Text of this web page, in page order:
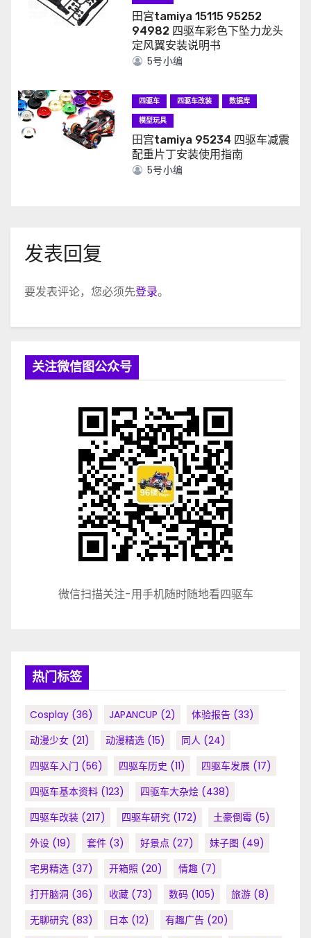
田宫tamiya 15115 95252
94982 四驱车彩色下坠力龙头
定风翼安装说明书
5号小编
四驱车 四驱车改装
数据库
模型玩具
田宫tamiya 95234 四驱车减震
配重片丁安装使用指南
5号小编
发表回复
要发表评论，您必须先登录。
关注微信图公众号
微信扫描关注-用手机随时随地看四驱车
热门标签
Cosplay (36) JAPANCUP (2) 体验报告 (33)
动漫少女 (21) 动漫精选 (15) 同人 (24)
四驱车入门 (56) 四驱车历史 (11) 四驱车发展 (17)
四驱车基本资料 (123) 四驱车大杂烩 (438)
四驱车改装 (217) 四驱车研究 (172) 土豪倒霉 (5)
外设 (19) 套件 (3) 好景点 (27) 妹子图 (49)
宅男精选 (37) 开箱照 (20) 情趣 (7)
打开脑洞 (36) 收藏 (73) 数码 (105) 旅游 (8)
无聊研究 (83) 日本 (12) 有趣广告 (20)